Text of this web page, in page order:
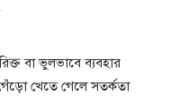
বা ভুলভাবে ব্যবহার
খেতে গেলে সতর্কতা